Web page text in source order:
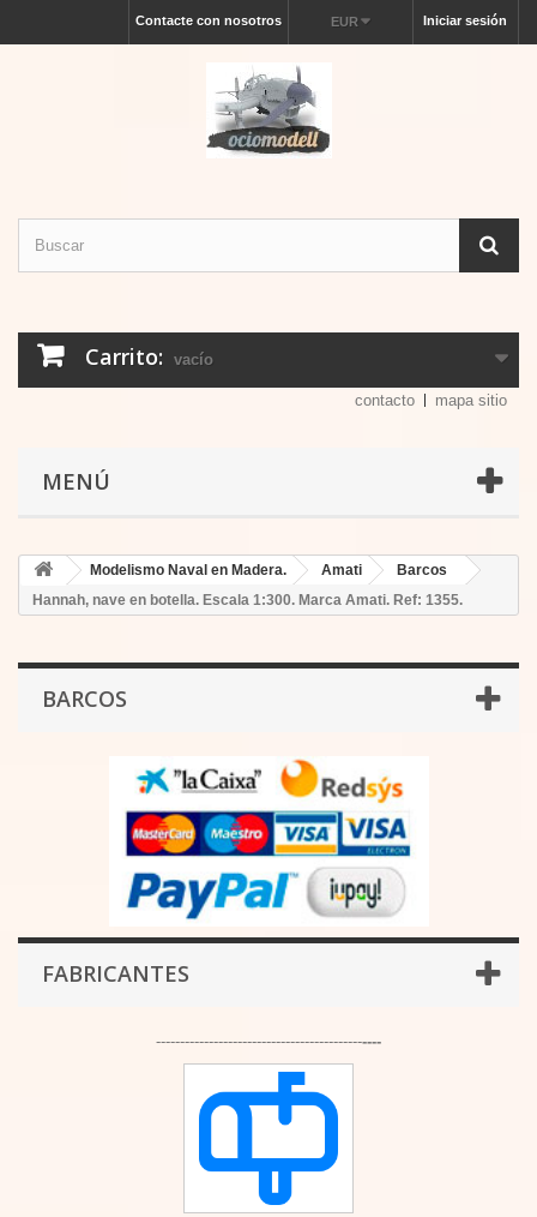
Iniciar sesión
EUR
Contacte con nosotros
Carrito: vacío
contacto mapa sitio
MENÚ
Modelismo Naval en Madera. Amati
Barcos
Hannah, nave en botella. Escala 1:300. Marca Amati. Ref: 1355.
BARCOS
FABRICANTES
-----------------------------------------------